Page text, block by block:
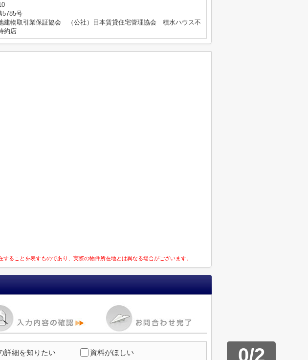
5785号
地建物取引業保証協会 （公社）日本賃貸住宅管理協会 積水ハウス不
約店
ることを表すものであり、実際の物件所在地とは異なる場合がございます。
0/2
詳細を知りたい 資料がほしい